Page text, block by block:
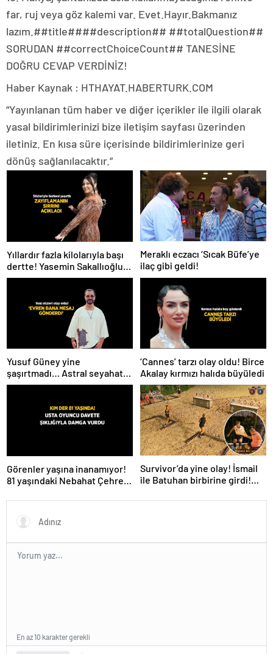
far, ruj veya göz kalemi var. Evet. Hayır. Bakmanız
lazım. ##title####description## ##totalQuestion##
SORUDAN ##correctChoiceCount## TANESİNE
DOĞRU CEVAP VERDİNİZ!
Haber Kaynak : HTHAYAT.HABERTURK.COM
“Yayınlanan tüm haber ve diğer içerikler ile ilgili olarak
yasal bildirimlerinizi bize iletişim sayfası üzerinden
iletiniz. En kısa süre içerisinde bildirimlerinize geri
dönüş sağlanılacaktır.”
Yıllardır fazla kilolarıyla başı
dertte! Yasemin Sakallıoğlu
zayıflamasının sırrını açıkladı
Meraklı eczacı ‘Sıcak Büfe’ye
ilaç gibi geldi!
Yusuf Güney yine
şaşırtmadı… Astral seyahat
ve uzaylılardan sonra şimdi
‘Cannes’ tarzı olay oldu! Birce
Akalay kırmızı halıda büyüledi
Görenler yaşına inanamıyor!
81 yaşındaki Nebahat Çehre
Survivor’da yine olay! İsmail
ile Batuhan birbirine girdi!
En az 10 karakter gerekli